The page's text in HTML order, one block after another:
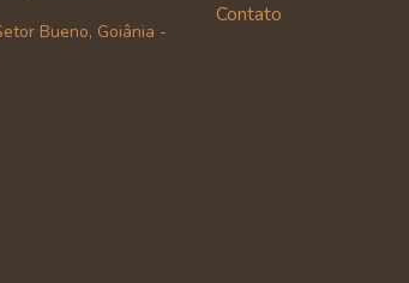
Bueno, Goiânia -
Contato